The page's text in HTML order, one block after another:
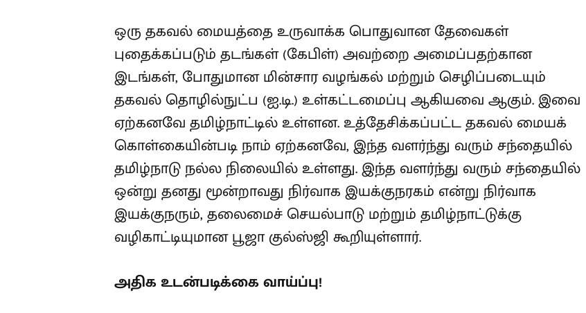
ஒரு தகவல் மையத்தை உருவாக்க பொதுவான தேவைகள்
புதைக்கப்படும் தடங்கள் (கேபிள்) அவற்றை அமைப்பதற்கான
இடங்கள், போதுமான மின்சார வழங்கல் மற்றும் செழிப்படையும்
தகவல் தொழில்நுட்ப (ஐ.டி.) உள்கட்டமைப்பு ஆகியவை ஆகும். இவை
ஏற்கனவே தமிழ்நாட்டில் உள்ளன. உத்தேசிக்கப்பட்ட தகவல் மையக்
கொள்கையின்படி நாம் ஏற்கனவே, இந்த வளர்ந்து வரும் சந்தையில்
தமிழ்நாடு நல்ல நிலையில் உள்ளது. இந்த வளர்ந்து வரும் சந்தையில்
ஒன்று தனது மூன்றாவது நிர்வாக இயக்குநரகம் என்று நிர்வாக
இயக்குநரும், தலைமைச் செயல்பாடு மற்றும் தமிழ்நாட்டுக்கு
வழிகாட்டியுமான பூஜா குல்ஸ்ஜி கூறியுள்ளார்.
அதிக உடன்படிக்கை வாய்ப்பு!